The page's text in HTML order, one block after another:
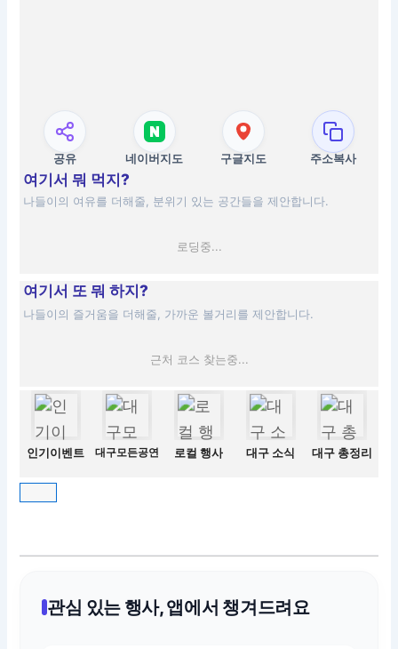
공유 네이버지도 구글지도 주소복사
여기서 뭐 먹지?
나들이의 여유를 더해줄, 분위기 있는 공간들을 제안합니다.
로딩중...
여기서 또 뭐 하지?
나들이의 즐거움을 더해줄, 가까운 볼거리를 제안합니다.
근처 코스 찾는중...
인기이벤트 대구모든공연 로컬 행사 대구 소식 대구 총정리
관심 있는 행사, 앱에서 챙겨드려요